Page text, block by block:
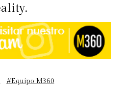
#Equipo M360